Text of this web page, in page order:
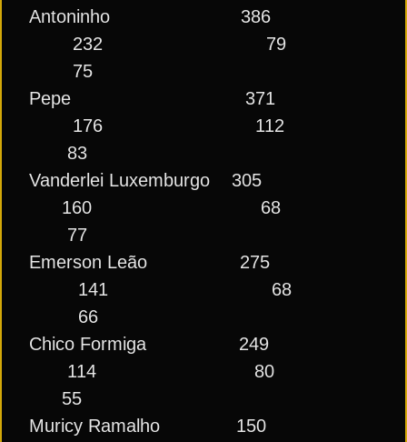
Antoninho 386
232 79
75
Pepe 371
176 112
83
Vanderlei Luxemburgo 305
160 68
77
Emerson Leão 275
141 68
66
Chico Formiga 249
114 80
55
Muricy Ramalho 150